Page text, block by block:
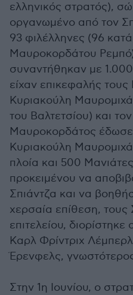
ελληνικός στρατός),
οργανωμένο από τον
93 φιλέλληνες (96
Μαυροκορδάτου
συναντήθηκαν με
είχαν επικεφαλής
Κυριακούλη
του Βαλτετσίου) και
Μαυροκορδάτος έδωσε
Κυριακούλη
πλοία και 500
προκειμένου να
Σπιάντζα και να
χερσαία επίθεση,
επιτελείου,
Καρλ Φρίντριχ
Έρενφελς,
Στην 1η Ιουνίου, ο